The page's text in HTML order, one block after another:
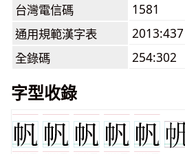
台灣電信碼
1581
通用規範漢字表
2013:437
全錄碼
254:302
字型收錄